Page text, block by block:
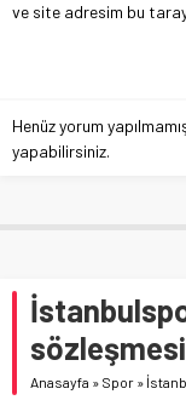
ve site adresim bu
Henüz yorum
yapabilirsiniz.
Anasayfa » Spor »